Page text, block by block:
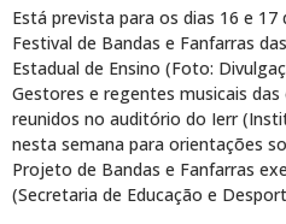
Está prevista para os dias 16 e 17
Festival de Bandas e Fanfarras
Estadual de Ensino (Foto:
Gestores e regentes musicais
reunidos no auditório do Ierr
nesta semana para orientações
Projeto de Bandas e Fanfarras
(Secretaria de Educação e